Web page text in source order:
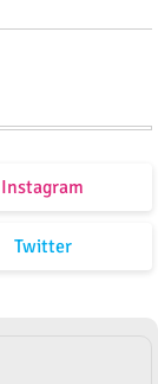
Instagram
Twitter